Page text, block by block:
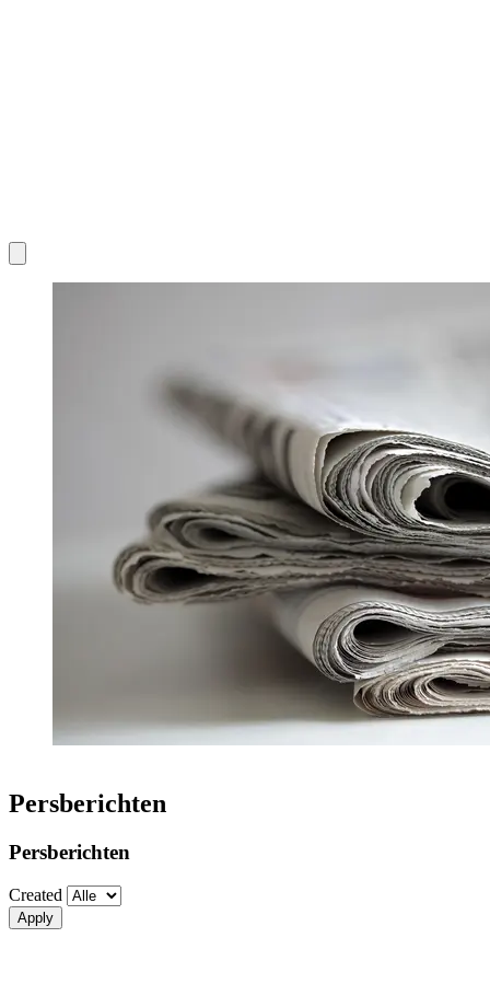
Persberichten
Persberichten
Created